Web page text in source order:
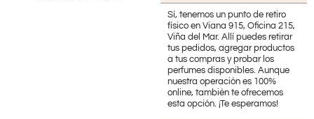
Sí, tenemos un punto de retiro
físico en Viana 915, Oficina 215,
Viña del Mar. Allí puedes retirar
tus pedidos, agregar productos
a tus compras y probar los
perfumes disponibles. Aunque
nuestra operación es 100%
online, también te ofrecemos
esta opción. ¡Te esperamos!